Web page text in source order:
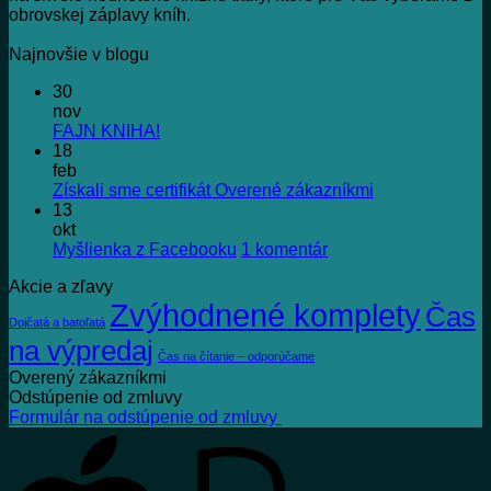
obrovskej záplavy kníh.
Najnovšie v blogu
30
nov
FAJN KNIHA!
FAJN
18
feb
Získali sme certifikát Overené zákazníkmi
Overené
zákazníkmi
13
okt
Myšlienka z Facebooku 1 komentárna
Facebooku
Akcie a zľavy
Dojčatá a batoľatá Zvýhodnené kompletyČas
na výpredaj Čas na čítanie – odporúčame
Overený zákazníkmi
Odstúpenie od zmluvy
Formulár na odstúpenie od zmluvy